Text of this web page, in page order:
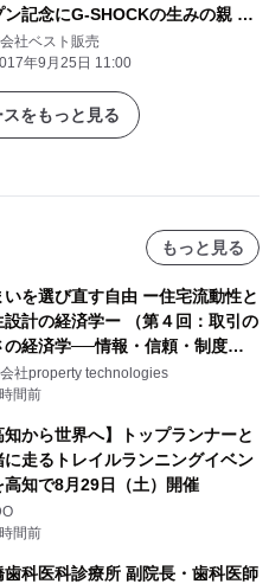
ン記念にG-SHOCKの生みの親 伊
雄が来店！
社ベスト販売
年9月25日 11:00
をもっと見る
もっと見る
いを選び直す自由 ー住宅流動性と
設計の経済学ー （第４回：取引の
の経済学──情報・信頼・制度を
はどう組み替えるか）｜
Lab
社property technologies
間前
知から世界へ】トップランナーと
に走るトレイルランニングイベン
高知で8月29日（土）開催
間前
歯科医科診療所 副院長・歯科医師